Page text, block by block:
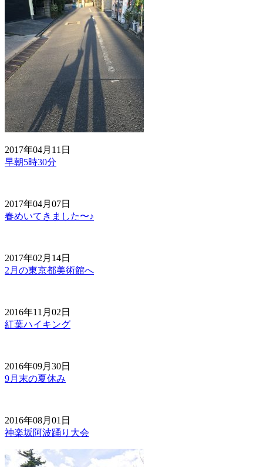
2017年04月11日
早朝5時30分
2017年04月07日
春めいてきました〜♪
2017年02月14日
2月の東京都美術館へ
2016年11月02日
紅葉ハイキング
2016年09月30日
9月末の夏休み
2016年08月01日
神楽坂阿波踊り大会